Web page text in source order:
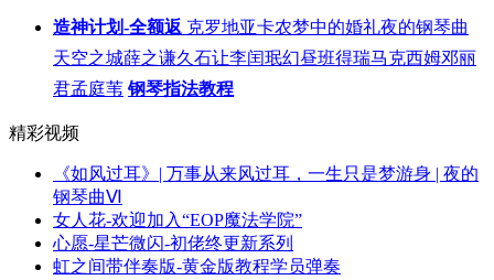
造神计划-全额返 克罗地亚卡农梦中的婚礼夜的钢琴曲
天空之城薛之谦久石让李闰珉幻昼班得瑞马克西姆邓丽
君孟庭苇 钢琴指法教程
精彩视频
《如风过耳》| 万事从来风过耳，一生只是梦游身 | 夜的
钢琴曲Ⅵ
女人花-欢迎加入“EOP魔法学院”
心愿-星芒微闪-初佬终更新系列
虹之间带伴奏版-黄金版教程学员弹奏